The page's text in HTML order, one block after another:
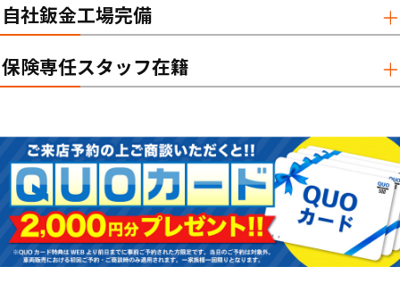
自社鈑金工場完備
保険専任スタッフ在籍